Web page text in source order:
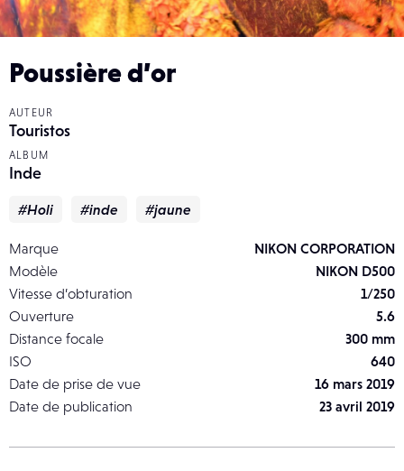
Poussière d’or
AUTEUR
Touristos
ALBUM
Inde
#Holi #inde #jaune
Marque
NIKON CORPORATION
Modèle
NIKON D500
Vitesse d’obturation
1/250
Ouverture
5.6
Distance focale
300 mm
ISO
640
Date de prise de vue
16 mars 2019
Date de publication
23 avril 2019